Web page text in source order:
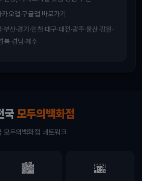
오맵·구글맵 바로가기
부산·경기·인천·대구·대전·광주·울산·강원·
북·경남·제주
국모두의백화점
모두의백화점 네트워크
🏙️ 🌆